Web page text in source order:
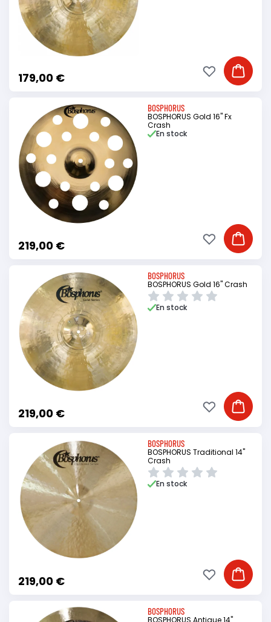
179,00 € Ajouter
Ajouter à ma
BOSPHORUS
BOSPHORUS Gold 16" Fx
Crash
219,00 €
En stock
Ajouter
Ajouter à ma
BOSPHORUS
BOSPHORUS Gold 16" Crash
219,00 €
En stock
Ajouter
Ajouter à ma
BOSPHORUS
BOSPHORUS Traditional 14"
Crash
219,00 €
En stock
Ajouter
Ajouter à ma
BOSPHORUS
BOSPHORUS Antique 14"